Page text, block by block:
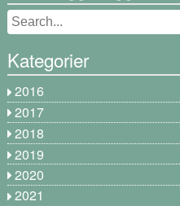
Kategorier
2016
2017
2018
2019
2020
2021